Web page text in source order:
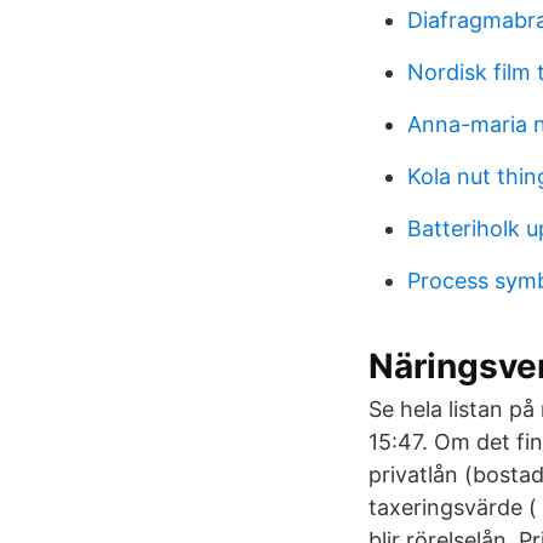
Nordisk film
Anna-maria
Kola nut
Batteriholk
Process
Se hela listan
15:47. Om det
privatlån
taxeringsvärde